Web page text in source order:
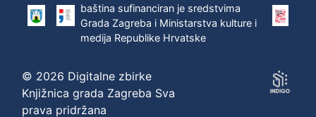
baština sufinanciran je sredstvima
Grada Zagreba i Ministarstva kulture i
medija Republike Hrvatske
© 2026 Digitalne zbirke
Knjižnica grada Zagreba Sva
prava pridržana